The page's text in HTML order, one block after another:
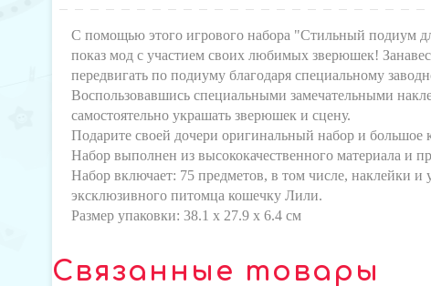
С помощью этого игрового набора "Стильный подиум
показ мод с участием своих любимых зверюшек!
передвигать по подиуму благодаря специальному
Воспользовавшись специальными замечательными
самостоятельно украшать зверюшек и сцену.
Подарите своей дочери оригинальный набор и большое
Набор выполнен из высококачественного материала и
Набор включает: 75 предметов, в том числе, наклейки и
эксклюзивного питомца кошечку Лили.
Размер упаковки: 38.1 x 27.9 x 6.4 см
Связанные товары